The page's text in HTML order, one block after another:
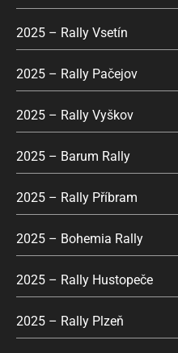
2025 – Rally Vsetín
2025 – Rally Pačejov
2025 – Rally Vyškov
2025 – Barum Rally
2025 – Rally Příbram
2025 – Bohemia Rally
2025 – Rally Hustopeče
2025 – Rally Plzeň